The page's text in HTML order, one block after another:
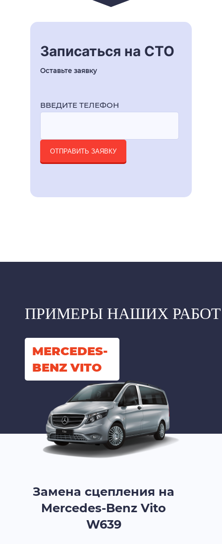
Записаться на СТО
Оставьте заявку
ВВЕДИТЕ ТЕЛЕФОН
ОТПРАВИТЬ ЗАЯВКУ
ПРИМЕРЫ НАШИХ РАБОТ
MERCEDES-
BENZ VITO
Замена сцепления на
Mercedes-Benz Vito
W639